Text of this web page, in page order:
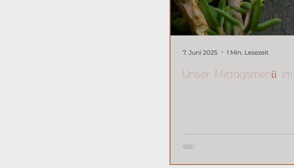
Unser Mittagsmenü
7. Juni 2025 1 Min. Lesezeit